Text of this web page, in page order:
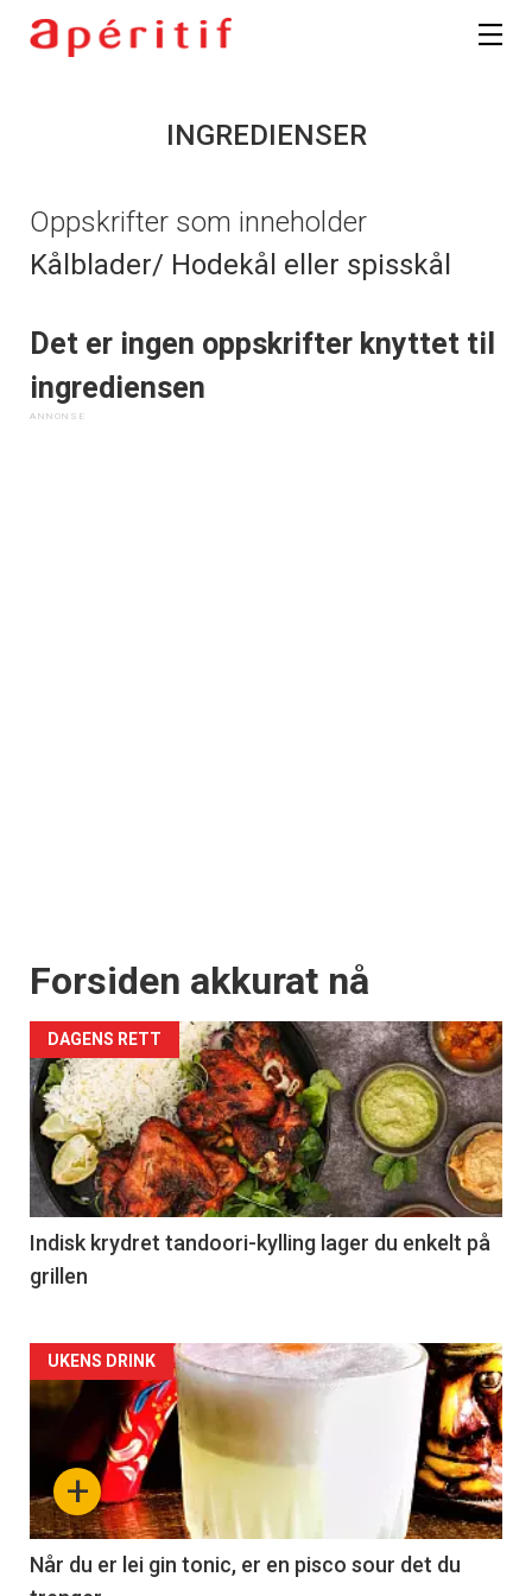
INGREDIENSER
Oppskrifter som inneholder
Kålblader/ Hodekål eller spisskål
Det er ingen oppskrifter knyttet til
ingrediensen
Forsiden akkurat nå
DAGENS RETT
Indisk krydret tandoori-kylling lager du enkelt på
grillen
Forsiden
akkurat
nå
-
2
+
UKENS DRINK
Når du er lei gin tonic, er en pisco sour det du